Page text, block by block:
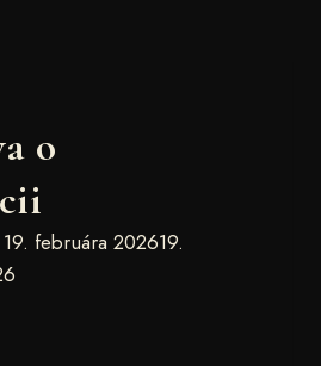
o
19. februára 202619.